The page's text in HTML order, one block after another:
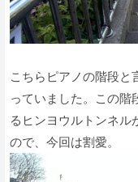
こちらピアノの階段と
っていました。この階
るヒンヨウルトンネル
ので、今回は割愛。